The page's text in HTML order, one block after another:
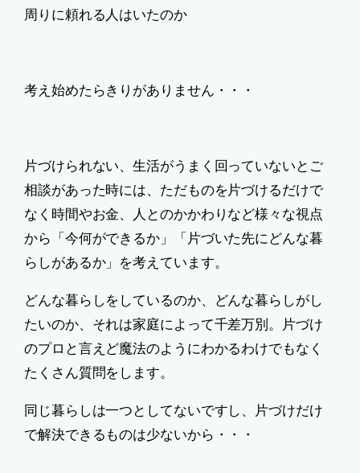
周りに頼れる人はいたのか
考え始めたらきりがありません・・・
片づけられない、生活がうまく回っていないとご
相談があった時には、ただものを片づけるだけで
なく時間やお金、人とのかかわりなど様々な視点
から「今何ができるか」「片づいた先にどんな暮
らしがあるか」を考えています。
どんな暮らしをしているのか、どんな暮らしがし
たいのか、それは家庭によって千差万別。片づけ
のプロと言えど魔法のようにわかるわけでもなく
たくさん質問をします。
同じ暮らしは一つとしてないですし、片づけだけ
で解決できるものは少ないから・・・